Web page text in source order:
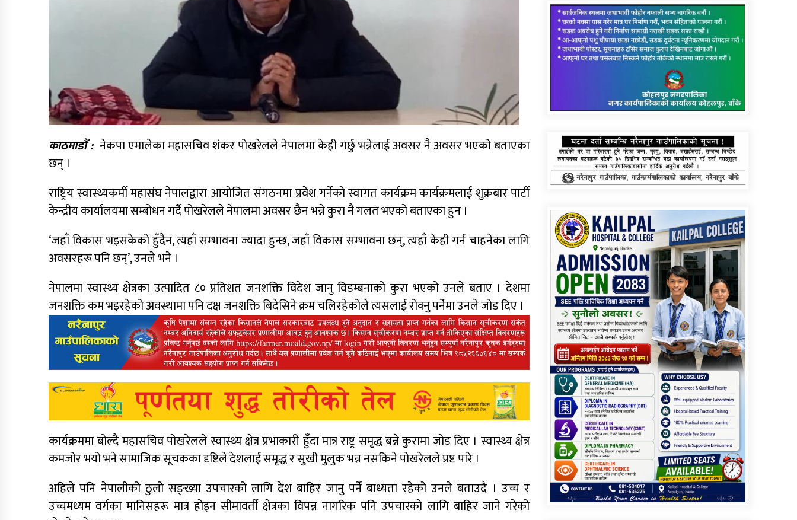
काठमाडौं : नेकपा एमालेका महासचिव शंकर पोखरेलले नेपालमा केही गर्छु भन्नेलाई अवसर नै अवसर भएको बताएका
छन् ।
राष्ट्रिय स्वास्थ्यकर्मी महासंघ नेपालद्वारा आयोजित संगठनमा प्रवेश गर्नेको स्वागत कार्यक्रम कार्यक्रमलाई शुक्रबार पार्टी
केन्द्रीय कार्यालयमा सम्बोधन गर्दै पोखरेलले नेपालमा अवसर छैन भन्ने कुरा नै गलत भएको बताएका हुन ।
‘जहाँ विकास भइसकेको हुँदैन, त्यहाँ सम्भावना ज्यादा हुन्छ, जहाँ विकास सम्भावना छन्, त्यहाँ केही गर्न चाहनेका लागि
अवसरहरू पनि छन्’, उनले भने ।
नेपालमा स्वास्थ्य क्षेत्रका उत्पादित ८० प्रतिशत जनशक्ति विदेश जानु विडम्बनाको कुरा भएको उनले बताए । देशमा
जनशक्ति कम भइरहेको अवस्थामा पनि दक्ष जनशक्ति बिदेसिने क्रम चलिरहेकोले त्यसलाई रोक्नु पर्नेमा उनले जोड दिए ।
कार्यक्रममा बोल्दै महासचिव पोखरेलले स्वास्थ्य क्षेत्र प्रभाकारी हुँदा मात्र राष्ट्र समृद्ध बन्ने कुरामा जोड दिए । स्वास्थ्य क्षेत्र
कमजोर भयो भने सामाजिक सूचकका दृष्टिले देशलाई समृद्ध र सुखी मुलुक भन्न नसकिने पोखरेलले प्रष्ट पारे ।
अहिले पनि नेपालीको ठुलो सङ्ख्या उपचारको लागि देश बाहिर जानु पर्ने बाध्यता रहेको उनले बताउदै । उच्च र
उच्चमध्यम वर्गका मानिसहरू मात्र होइन सीमावर्ती क्षेत्रका विपन्न नागरिक पनि उपचारको लागि बाहिर जाने गरेको